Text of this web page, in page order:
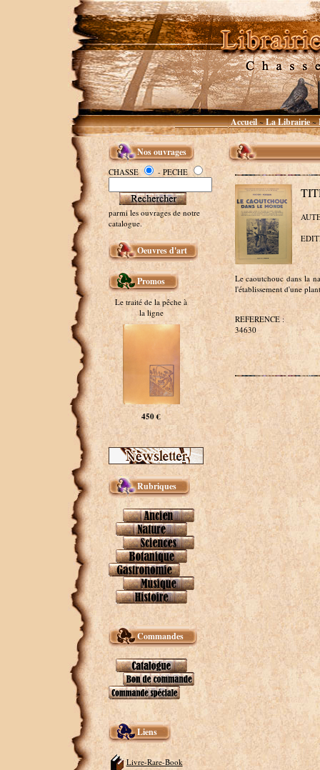
Accueil~La Librairie~
Nos ouvrages
CHASSE - PECHE
parmi les ouvrages de notre
catalogue.
Oeuvres d'art
Promos
Le traité de la pêche à
la ligne
450 €
Rubriques
Commandes
Liens
Livre-Rare-Book
Le caoutchouc dans la
l'établissement d'une
REFERENCE :
34630